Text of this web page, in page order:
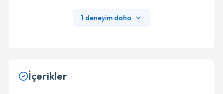
1 deneyim daha
İçerikler